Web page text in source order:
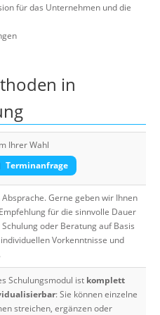
für das Unternehmen und die
in
Ihrer Wahl
Terminanfrage
Absprache. Gerne geben wir Ihnen
für die sinnvolle Dauer
oder Beratung auf Basis
Vorkenntnisse und
Schulungsmodul ist komplett
: Sie können einzelne
streichen, ergänzen oder